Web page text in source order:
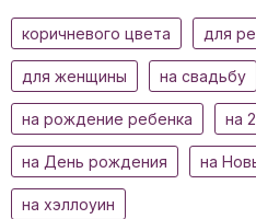
коричневого цвета для
для женщины на свадьбу
на рождение ребенка на
на День рождения на
на хэллоуин